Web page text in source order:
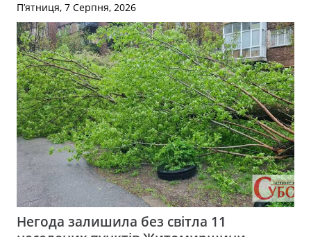
П’ятниця, 7 Серпня, 2026
Негода залишила без світла 11